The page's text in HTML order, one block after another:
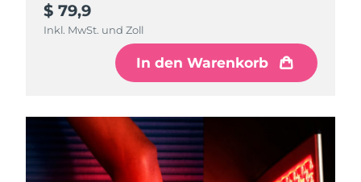
$ 79,9
Inkl. MwSt. und Zoll
In den Warenkorb